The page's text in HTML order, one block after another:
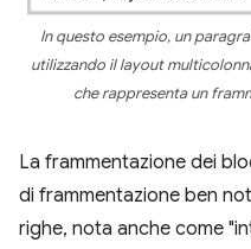
In questo esempio, un
utilizzando il layout
che rappresenta un
La frammentazione dei
di frammentazione ben
righe, nota anche come